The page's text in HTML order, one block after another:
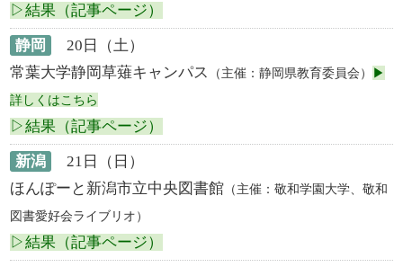
▷結果（記事ページ）
静岡
20日（土）
常葉大学静岡草薙キャンパス
（主催：静岡県教育委員会）
▶
詳しくはこちら
▷結果（記事ページ）
新潟
21日（日）
ほんぽーと新潟市立中央図書館 （主催：敬和学園大学、敬和
図書愛好会ライブリオ）
▷結果（記事ページ）